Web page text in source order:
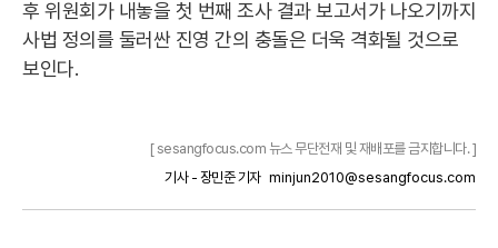
후 위원회가 내놓을 첫 번째 조사 결과 보고서가 나오기까지
사법 정의를 둘러싼 진영 간의 충돌은 더욱 격화될 것으로
보인다.
[ sesangfocus.com 뉴스 무단전재 및 재배포를 금지합니다. ]
기사 - 장민준 기자 minjun2010@sesangfocus.com